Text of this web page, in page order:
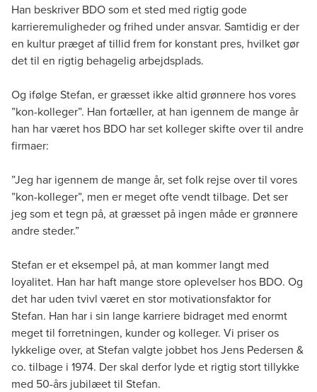
Han beskriver BDO som et sted med rigtig gode
karrieremuligheder og frihed under ansvar. Samtidig er der
en kultur præget af tillid frem for konstant pres, hvilket gør
det til en rigtig behagelig arbejdsplads.
Og ifølge Stefan, er græsset ikke altid grønnere hos vores
”kon-kolleger”. Han fortæller, at han igennem de mange år
han har været hos BDO har set kolleger skifte over til andre
firmaer:
”Jeg har igennem de mange år, set folk rejse over til vores
”kon-kolleger”, men er meget ofte vendt tilbage. Det ser
jeg som et tegn på, at græsset på ingen måde er grønnere
andre steder.”
Stefan er et eksempel på, at man kommer langt med
loyalitet. Han har haft mange store oplevelser hos BDO. Og
det har uden tvivl været en stor motivationsfaktor for
Stefan. Han har i sin lange karriere bidraget med enormt
meget til forretningen, kunder og kolleger. Vi priser os
lykkelige over, at Stefan valgte jobbet hos Jens Pedersen &
co. tilbage i 1974. Der skal derfor lyde et rigtig stort tillykke
med 50-års jubilæet til Stefan.